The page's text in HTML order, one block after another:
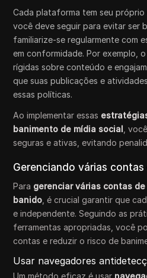
Cada plataforma tem seu
você deve seguir para evitar ser
familiarize-se regularmente com
em conformidade. Por exemplo,
rígidas sobre conteúdo e
que suas publicações e
essas políticas.
Ao implementar essas
banimento de mídia social ,
seguras e ativas, evitando
Gerenciando várias
Para gerenciar várias contas
banido , é crucial garantir que
e independente. Seguindo as
ferramentas apropriadas, você
contas e reduzir o risco de
Usar navegadores